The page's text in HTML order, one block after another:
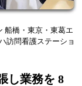
船橋・東京・東葛エ
訪問看護ステーショ
し業務を 8